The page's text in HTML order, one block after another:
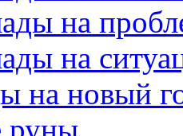
на
на
на новый
руны